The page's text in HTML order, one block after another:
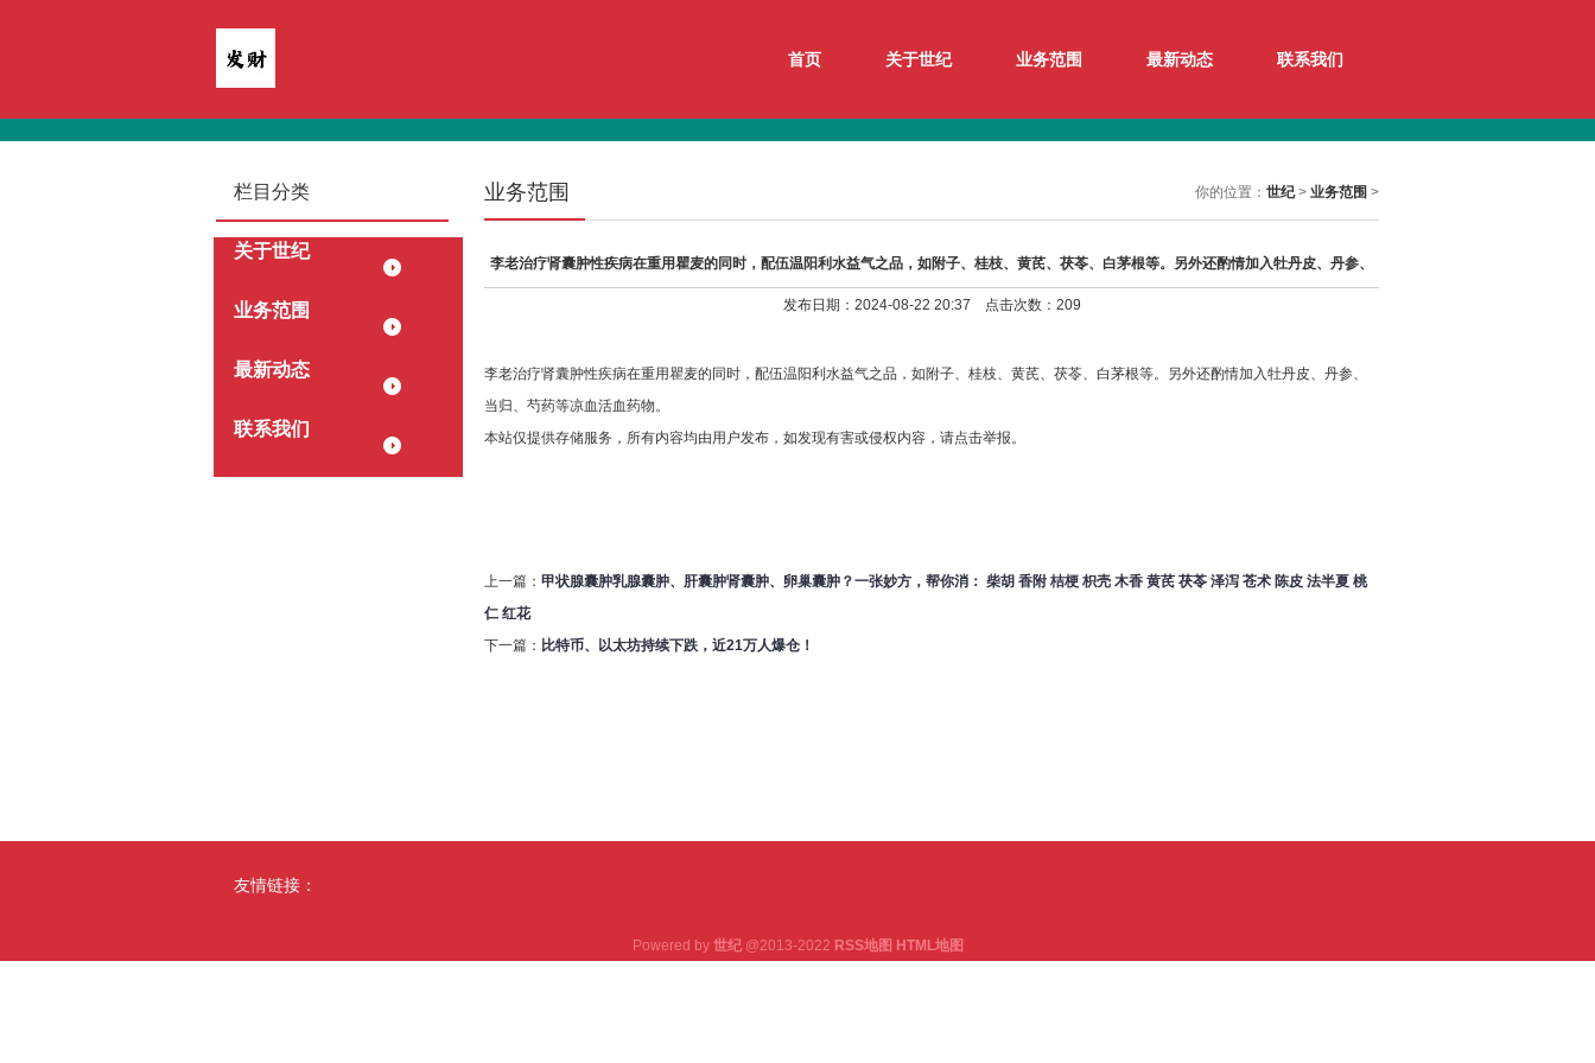
首页 关于世纪 业务范围 最新动态 联系我们
栏目分类
关于世纪
业务范围
最新动态
联系我们
你的位置： 世纪> 业务范围 >
业务范围
李老治疗肾囊肿性疾病在重用瞿麦的同时，配伍温阳利水益气之品，如附子、桂枝、黄芪、茯苓、白茅根等。另外还酌情加入牡丹皮、丹参、
当归、芍药等凉血活血药物。
发布日期：2024-08-22 20:37 点击次数：209
李老治疗肾囊肿性疾病在重用瞿麦的同时，配伍温阳利水益气之品，如附子、桂枝、黄芪、茯苓、白茅根等。另外还酌情加入牡丹皮、丹参、
当归、芍药等凉血活血药物。
本站仅提供存储服务，所有内容均由用户发布，如发现有害或侵权内容，请点击举报。
上一篇： 甲状腺囊肿乳腺囊肿、肝囊肿肾囊肿、卵巢囊肿？一张妙方，帮你消： 柴胡 香附 桔梗 枳壳 木香 黄芪 茯苓 泽泻 苍术 陈皮 法半夏 桃
仁 红花
下一篇： 比特币、以太坊持续下跌，近21万人爆仓！
友情链接：
Powered by 世纪@2013-2022 RSS地图 HTML地图